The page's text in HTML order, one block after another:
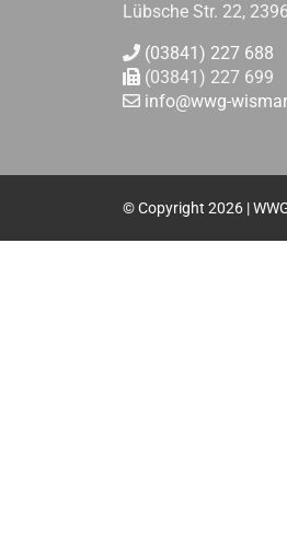
Lübsche Str. 22,
(03841) 227 688
(03841) 227 699
info@wwg-
© Copyright 2026 |